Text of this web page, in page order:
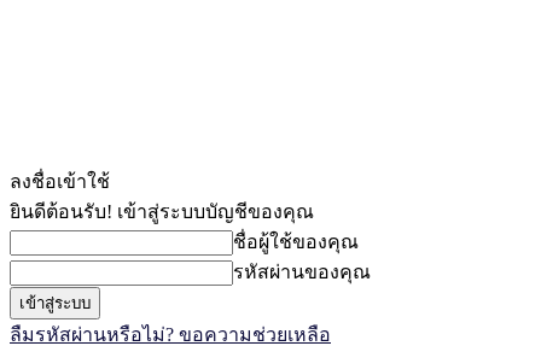
ลงชื่อเข้าใช้
ยินดีต้อนรับ! เข้าสู่ระบบบัญชีของคุณ
ชื่อผู้ใช้ของคุณ
รหัสผ่านของคุณ
ลืมรหัสผ่านหรือไม่? ขอความช่วยเหลือ